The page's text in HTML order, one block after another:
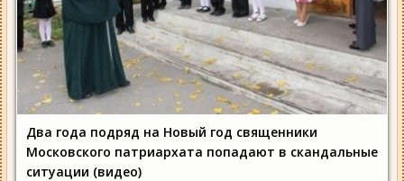
Два года подряд на Новый год священники
Московского патриархата попадают в скандальные
ситуации (видео)